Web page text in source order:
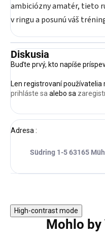
ambiciózny amatér, tieto
v ringu a posunú váš
Diskusia
Buďte prvý, kto napíše
Len registrovaní
prihláste saalebo sa
Adresa:
Südring 1-5 63165
High-contrast mode
Mohlo by